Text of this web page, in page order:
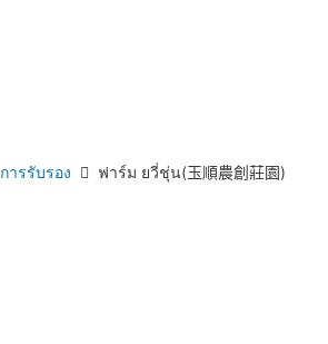
การรับรอง ฟาร์ม ยวี่ชุ่น(玉順農創莊園)